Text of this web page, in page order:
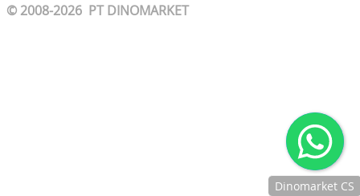
© 2008-2026 PT DINOMARKET
Dinomarket CS